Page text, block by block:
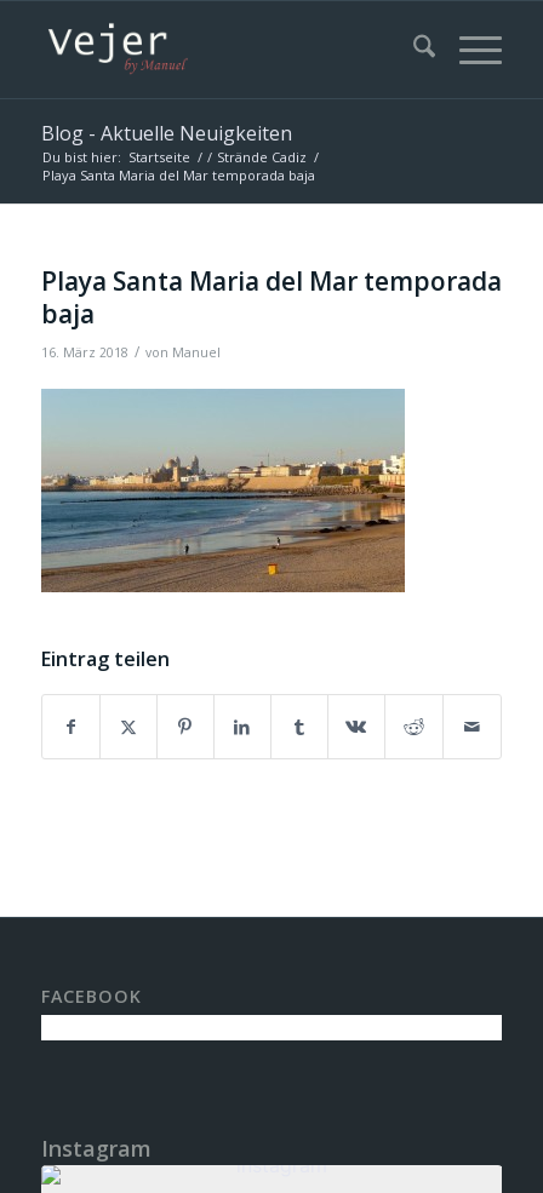
Blog - Aktuelle Neuigkeiten
Du bist hier: Startseite / / Strände Cadiz /
Playa Santa Maria del Mar temporada baja
Playa Santa Maria del Mar temporada
baja
16. März 2018 / von Manuel
Eintrag teilen
FACEBOOK
Instagram